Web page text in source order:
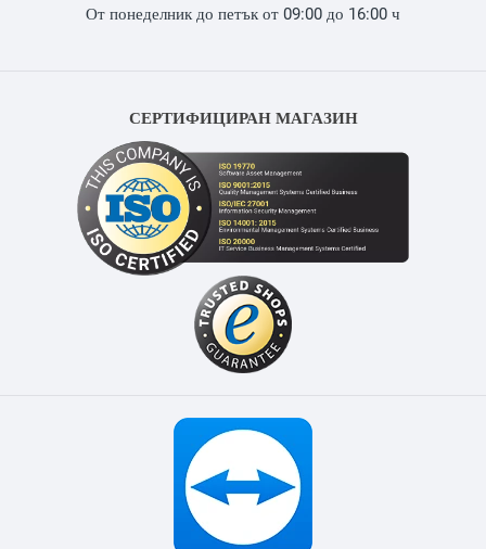
От понеделник до петък от 09:00 до 16:00 ч
СЕРТИФИЦИРАН МАГАЗИН